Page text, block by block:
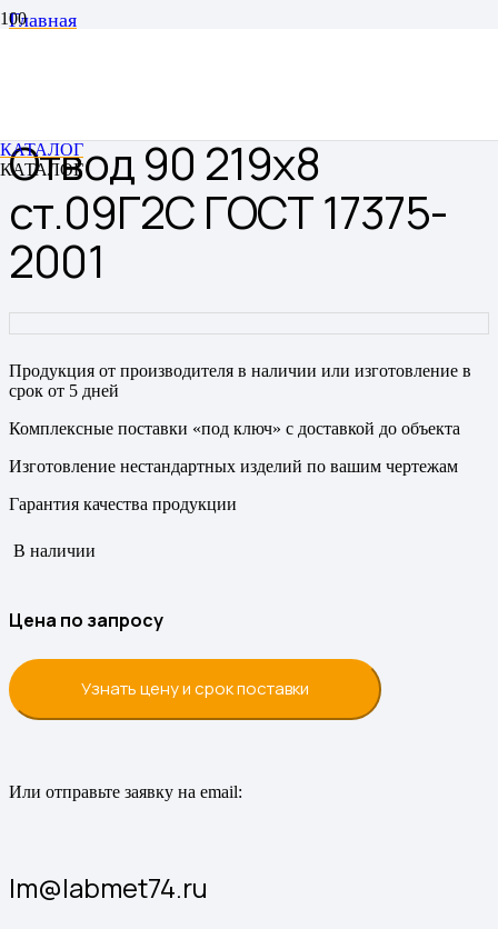
КАТАЛОГ
КАТАЛОГ
Главная
Отвод 90 219х8
ст.09Г2С ГОСТ 17375-
2001
Продукция от производителя в наличии или изготовление в
срок от 5 дней
Комплексные поставки «под ключ» с доставкой до объекта
Изготовление нестандартных изделий по вашим чертежам
Гарантия качества продукции
В наличии
Цена по запросу
Узнать цену и срок поставки
Или отправьте заявку на email:
lm@labmet74.ru